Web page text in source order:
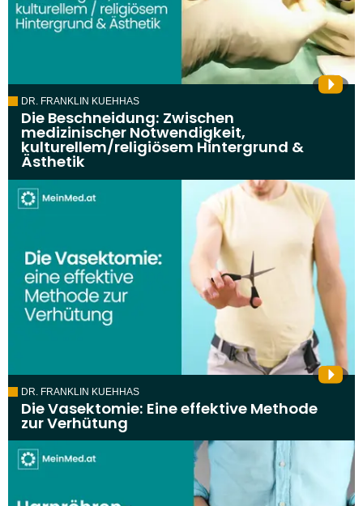
DR. FRANKLIN KUEHHAS
Die Beschneidung: Zwischen
medizinischer Notwendigkeit,
kulturellem/religiösem Hintergrund &
Ästhetik
DR. FRANKLIN KUEHHAS
Die Vasektomie: Eine effektive Methode
zur Verhütung